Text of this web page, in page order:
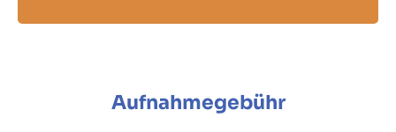
Aufnahmegebühr